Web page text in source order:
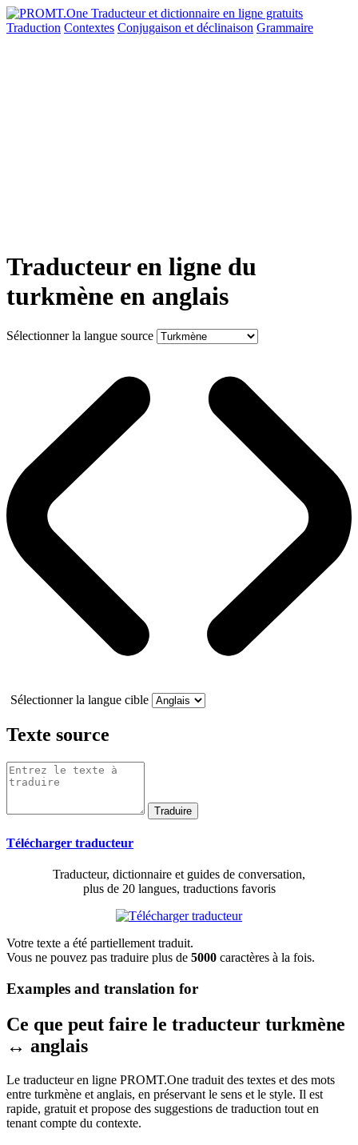
Traduction Contextes Conjugaison et déclinaison Grammaire
Traducteur en ligne du
turkmène en anglais
Sélectionner la langue source
Sélectionner la langue cible
Texte source
Télécharger traducteur
Traducteur, dictionnaire et guides de conversation,
plus de 20 langues, traductions favoris
Votre texte a été partiellement traduit.
Vous ne pouvez pas traduire plus de 5000 caractères à la fois.
Examples and translation for
Ce que peut faire le traducteur turkmène
↔ anglais
Le traducteur en ligne PROMT.One traduit des textes et des mots
entre turkmène et anglais, en préservant le sens et le style. Il est
rapide, gratuit et propose des suggestions de traduction tout en
tenant compte du contexte.